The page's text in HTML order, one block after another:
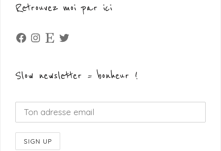
Retrouvez moi par ici
Facebook
Instagram
Etsy Twitter
Slow newsletter = bonheur !